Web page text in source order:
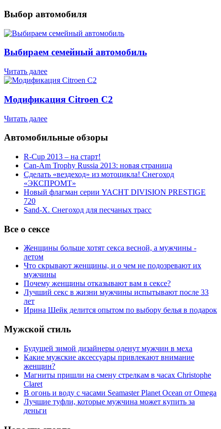
Выбор автомобиля
Выбираем семейный автомобиль
Читать далее
Модификация Citroen С2
Читать далее
Автомобильные обзоры
R-Cup 2013 – на старт!
Can-Am Trophy Russia 2013: новая страница
Сделать «вездеход» из мотоцикла! Снегоход
«ЭКСПРОМТ»
Новый флагман серии YACHT DIVISION PRESTIGE
720
Sand-X. Снегоход для песчаных трасс
Все о сексе
Женщины больше хотят секса весной, а мужчины -
летом
Что скрывают женщины, и о чем не подозревают их
мужчины
Почему женщины отказывают вам в сексе?
Лучший секс в жизни мужчины испытывают после 33
лет
Ирина Шейк делится опытом по выбору белья в подарок
Мужской стиль
Будущей зимой дизайнеры оденут мужчин в меха
Какие мужские аксессуары привлекают внимание
женщин?
Магниты пришли на смену стрелкам в часах Christophe
Claret
В огонь и воду с часами Seamaster Planet Ocean от Omega
Лучшие туфли, которые мужчина может купить за
деньги